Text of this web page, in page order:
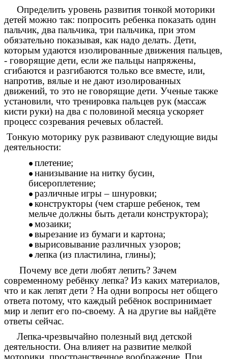
Определить уровень развития тонкой моторики
детей можно так: попросить ребенка показать один
пальчик, два пальчика, три пальчика, при этом
обязательно показывая, как надо делать. Дети,
которым удаются изолированные движения пальцев,
- говорящие дети, если же пальцы напряжены,
сгибаются и разгибаются только все вместе, или,
напротив, вялые и не дают изолированных
движений, то это не говорящие дети. Ученые также
установили, что тренировка пальцев рук (массаж
кисти руки) на два с половиной месяца ускоряет
процесс созревания речевых областей.
Тонкую моторику рук развивают следующие виды
деятельности:
плетение;
нанизывание на нитку бусин,
бисероплетение;
различные игры – шнуровки;
конструкторы (чем старше ребенок, тем
мельче должны быть детали конструктора);
мозаики;
вырезание из бумаги и картона;
вырисовывание различных узоров;
лепка (из пластилина, глины);
Почему все дети любят лепить? Зачем
современному ребёнку лепка? Из каких материалов,
что и как лепят дети ? На одни вопросы нет общего
ответа потому, что каждый ребёнок воспринимает
мир и лепит его по-своему. А на другие вы найдёте
ответы сейчас.
Лепка-чрезвычайно полезный вид детской
деятельности. Она влияет на развитие мелкой